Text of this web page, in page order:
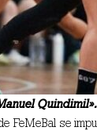
Quindimil».
FeMeBal se